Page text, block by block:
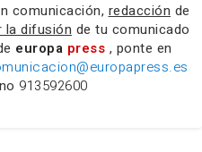
comunicación, redacción de
la difusión de tu comunicado
europa press , ponte en
913592600